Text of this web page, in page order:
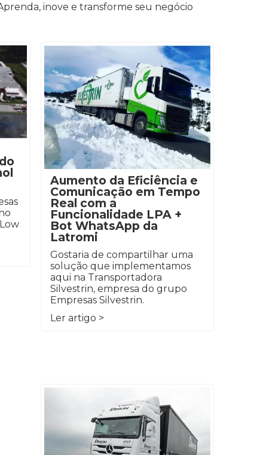
inove e transforme seu negócio
Aumento da Eficiência e
Comunicação em Tempo
Real com a
Funcionalidade LPA +
Bot WhatsApp da
Latromi
Gostaria de compartilhar uma
solução que implementamos
aqui na Transportadora
Silvestrin, empresa do grupo
Empresas Silvestrin.
Ler artigo >